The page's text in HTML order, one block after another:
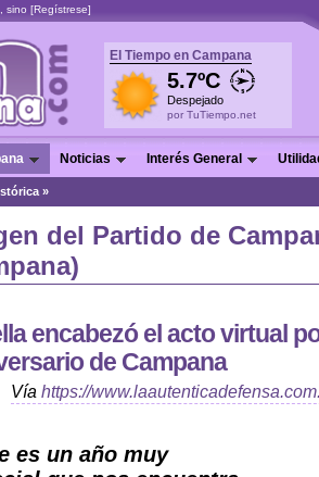
sino [Regístrese]
El Tiempo en Campana
5.7ºC
Despejado
por TuTiempo.net
Noticias Interés General
»
del Partido de
encabezó el acto virtual
de Campana
Vía https://
es un año muy